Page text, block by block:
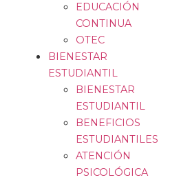
EDUCACIÓN
CONTINUA
OTEC
BIENESTAR
ESTUDIANTIL
BIENESTAR
ESTUDIANTIL
BENEFICIOS
ESTUDIANTILES
ATENCIÓN
PSICOLÓGICA